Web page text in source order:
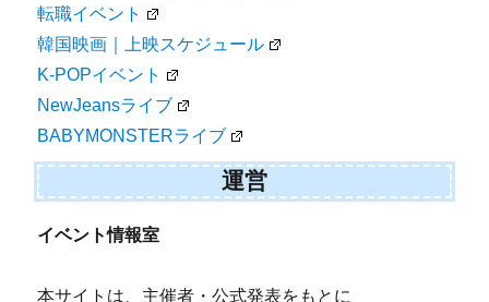
転職イベント
韓国映画｜上映スケジュール
K-POPイベント
NewJeansライブ
BABYMONSTERライブ
運営
イベント情報室
本サイトは、主催者・公式発表をもとに